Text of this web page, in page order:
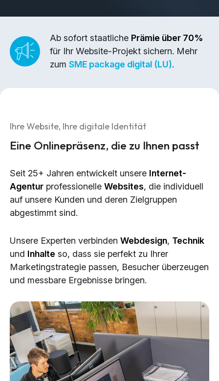
Websites
Content-Kreation & Storytelling
Marketing
Social Media Marketing (SMM)
E-Mail Marketing
Applications
Web-Applikationen
CMS - Content Management System
KI-Lösungen
Ab sofort staatliche Prämie über 70%
für Ihr Website-Projekt sichern. Mehr
zum SME package digital (LU).
Ihre Website, Ihre digitale Identität
Eine Onlinepräsenz, die zu Ihnen passt
Seit 25+ Jahren entwickelt unsere Internet-
Agentur professionelle Websites, die individuell
auf unsere Kunden und deren Zielgruppen
abgestimmt sind.
Unsere Experten verbinden Webdesign, Technik
und Inhalte so, dass sie perfekt zu Ihrer
Marketingstrategie passen, Besucher überzeugen
und messbare Ergebnisse bringen.